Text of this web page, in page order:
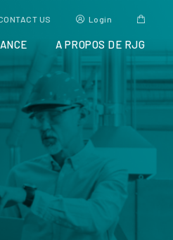
US Login
A PROPOS DE RJG